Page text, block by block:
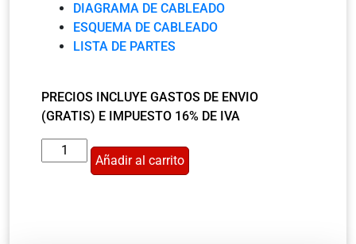
DIAGRAMA DE CABLEADO
ESQUEMA DE CABLEADO
LISTA DE PARTES
PRECIOS INCLUYE GASTOS DE ENVIO
(GRATIS) E IMPUESTO 16% DE IVA
Añadir al carrito